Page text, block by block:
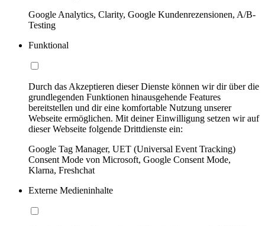
Google Analytics, Clarity, Google Kundenrezensionen, A/B-
Testing
Funktional
Durch das Akzeptieren dieser Dienste können wir dir über die
grundlegenden Funktionen hinausgehende Features
bereitstellen und dir eine komfortable Nutzung unserer
Webseite ermöglichen. Mit deiner Einwilligung setzen wir auf
dieser Webseite folgende Drittdienste ein:
Google Tag Manager, UET (Universal Event Tracking)
Consent Mode von Microsoft, Google Consent Mode,
Klarna, Freshchat
Externe Medieninhalte